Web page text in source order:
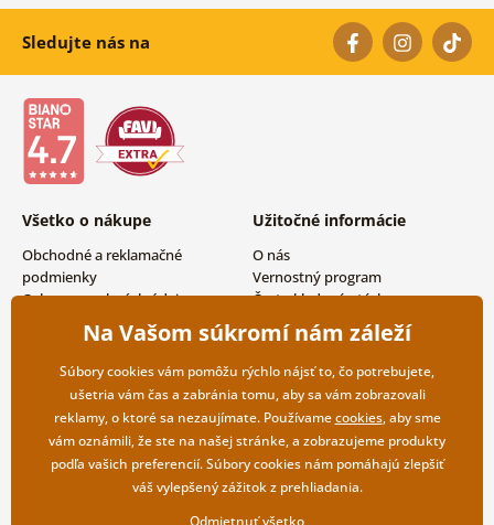
Sledujte nás na
Všetko o nákupe
Obchodné a reklamačné
podmienky
Ochrana osobných údajov
Možnosti dopravy a platby
Vrátenie tovaru
Užitočné informácie
O nás
Vernostný program
Často kladené otázky
Magazín
Kontakty
Veľkoobchodná spolupráca
Na Vašom súkromí nám záleží
Súbory cookies vám pomôžu rýchlo nájsť to, čo potrebujete,
ušetria vám čas a zabránia tomu, aby sa vám zobrazovali
reklamy, o ktoré sa nezaujímate. Používamecookies, aby sme
vám oznámili, že ste na našej stránke, a zobrazujeme produkty
podľa vašich preferencií. Súbory cookies nám pomáhajú zlepšiť
váš vylepšený zážitok z prehliadania.
Odmietnuť všetko